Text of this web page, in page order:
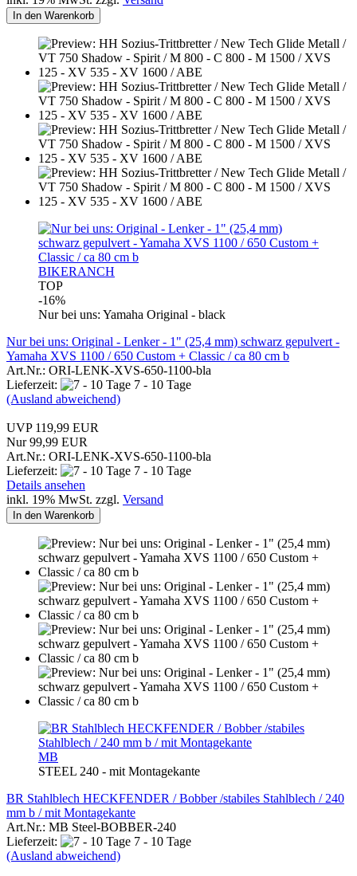
In den Warenkorb
BIKERANCH
TOP
-16%
Nur bei uns: Yamaha Original - black
Nur bei uns: Original - Lenker - 1" (25,4 mm) schwarz gepulvert -
Yamaha XVS 1100 / 650 Custom + Classic / ca 80 cm b
Art.Nr.: ORI-LENK-XVS-650-1100-bla
Lieferzeit:
7 - 10 Tage
(Ausland abweichend)
UVP 119,99 EUR
Nur 99,99 EUR
Art.Nr.: ORI-LENK-XVS-650-1100-bla
Lieferzeit:
7 - 10 Tage
Details ansehen
inkl. 19% MwSt. zzgl. Versand
In den Warenkorb
MB
STEEL 240 - mit Montagekante
BR Stahlblech HECKFENDER / Bobber /stabiles Stahlblech / 240
mm b / mit Montagekante
Art.Nr.: MB Steel-BOBBER-240
Lieferzeit:
7 - 10 Tage
(Ausland abweichend)